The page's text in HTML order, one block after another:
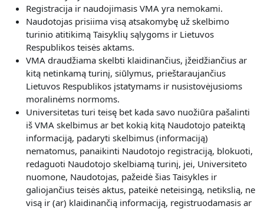
Registracija ir naudojimasis VMA yra nemokami.
Naudotojas prisiima visą atsakomybę už skelbimo
turinio atitikimą Taisyklių sąlygoms ir Lietuvos
Respublikos teisės aktams.
VMA draudžiama skelbti klaidinančius, įžeidžiančius ar
kitą netinkamą turinį, siūlymus, prieštaraujančius
Lietuvos Respublikos įstatymams ir nusistovėjusioms
moralinėms normoms.
Universitetas turi teisę bet kada savo nuožiūra pašalinti
iš VMA skelbimus ar bet kokią kitą Naudotojo pateiktą
informaciją, padaryti skelbimus (informaciją)
nematomus, panaikinti Naudotojo registraciją, blokuoti,
redaguoti Naudotojo skelbiamą turinį, jei, Universiteto
nuomone, Naudotojas, pažeidė šias Taisykles ir
galiojančius teisės aktus, pateikė neteisingą, netikslią, ne
visą ir (ar) klaidinančią informaciją, registruodamasis ar